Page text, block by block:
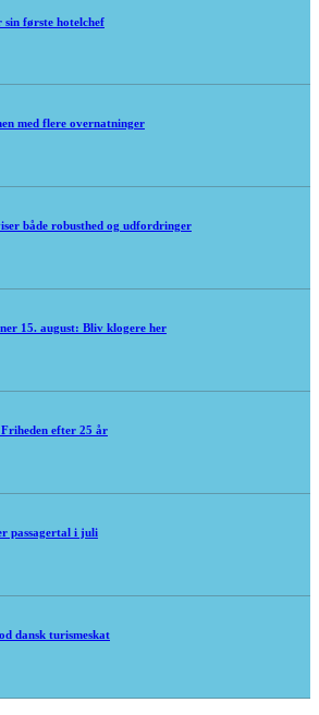
første hotelchef
med flere overnatninger
både robusthed og udfordringer
15. august: Bliv klogere her
efter 25 år
passagertal i juli
dansk turismeskat